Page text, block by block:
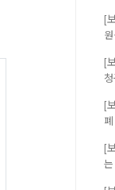
[
[
[
[